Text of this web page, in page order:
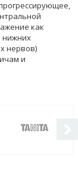
как
нижних
нервов)
и